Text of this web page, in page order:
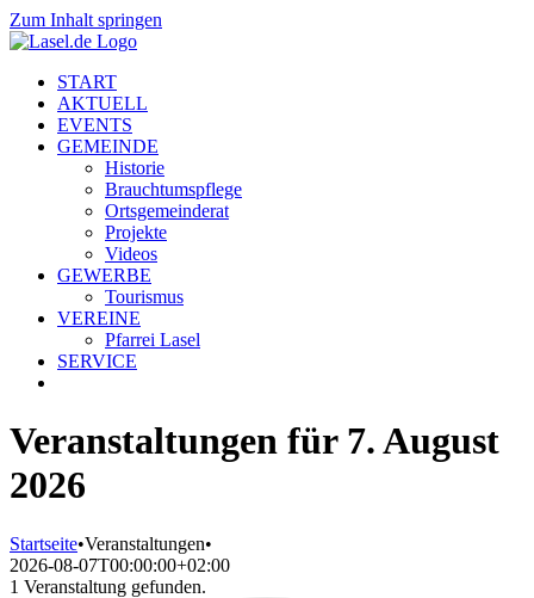
Zum Inhalt springen
START
AKTUELL
EVENTS
GEMEINDE
Historie
Brauchtumspflege
Ortsgemeinderat
Projekte
Videos
GEWERBE
Tourismus
VEREINE
Pfarrei Lasel
SERVICE
Veranstaltungen für 7. August
2026
Startseite•Veranstaltungen•
2026-08-07T00:00:00+02:00
1 Veranstaltung gefunden.